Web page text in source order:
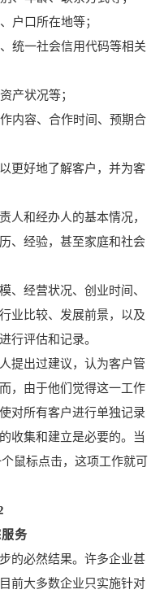
户口所在地等；
统一社会信用代码等相关
产状况等；
内容、合作时间、预期合
更好地了解客户，并为客
人和经办人的基本情况，
、经验，甚至家庭和社会
、经营状况、创业时间、
业比较、发展前景，以及
行评估和记录。
提出过建议，认为客户管
，由于他们觉得这一工作
对所有客户进行单独记录
收集和建立是必要的。当
鼠标点击，这项工作就可
务
的必然结果。许多企业甚
前大多数企业只实施针对